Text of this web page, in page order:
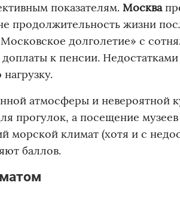
показателям. Москва
продолжительность жизни
долголетие» с
к пенсии.
атмосферы и невероятной
прогулок, а посещение музеев
морской климат (хотя и с
баллов.